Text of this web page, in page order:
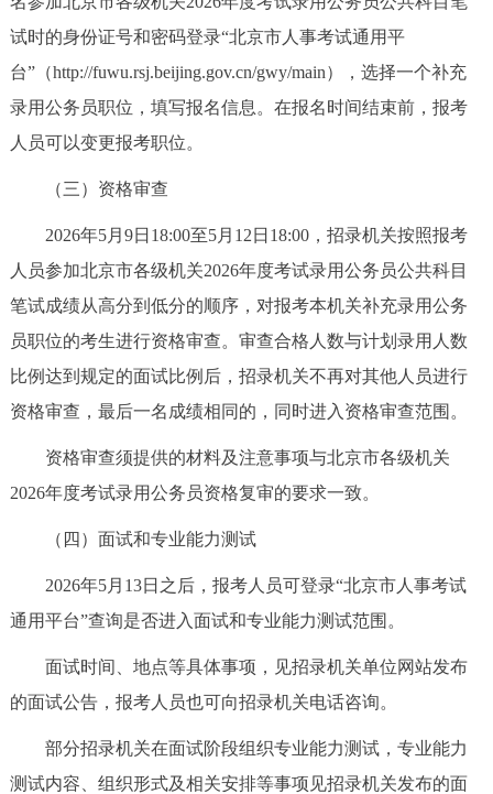
ITALIANO
回到顶部
试时的身份证号和密码登录“北京市人事考试通用平
台”（http://fuwu.rsj.beijing.gov.cn/gwy/main），选择一个补充
录用公务员职位，填写报名信息。在报名时间结束前，报考
人员可以变更报考职位。
（三）资格审查
2026年5月9日18:00至5月12日18:00，招录机关按照报考
人员参加北京市各级机关2026年度考试录用公务员公共科目
笔试成绩从高分到低分的顺序，对报考本机关补充录用公务
员职位的考生进行资格审查。审查合格人数与计划录用人数
比例达到规定的面试比例后，招录机关不再对其他人员进行
资格审查，最后一名成绩相同的，同时进入资格审查范围。
资格审查须提供的材料及注意事项与北京市各级机关
2026年度考试录用公务员资格复审的要求一致。
（四）面试和专业能力测试
2026年5月13日之后，报考人员可登录“北京市人事考试
通用平台”查询是否进入面试和专业能力测试范围。
面试时间、地点等具体事项，见招录机关单位网站发布
的面试公告，报考人员也可向招录机关电话咨询。
部分招录机关在面试阶段组织专业能力测试，专业能力
测试内容、组织形式及相关安排等事项见招录机关发布的面